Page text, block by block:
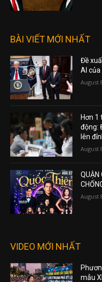
BÀI VIẾT MỚI NHẤT
Đề
AI
August
Hơn
động:
lên
August
QUẬN
August
VIDEO MỚI NHẤT
mẫu